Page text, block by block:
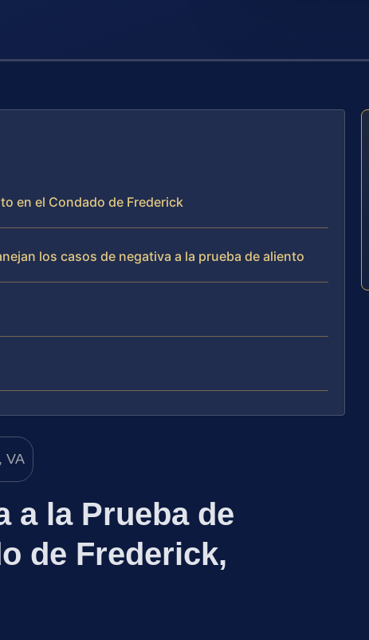
en el Condado de Frederick
los casos de negativa a la prueba de aliento
a la Prueba de
de Frederick,